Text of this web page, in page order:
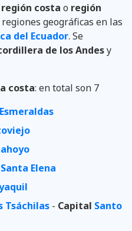
región costa o región
geográficas en las
del Ecuador. Se
de los Andesy
costa: en total son 7
Esmeraldas
Santa Elena
Tsáchilas - Capital Santo